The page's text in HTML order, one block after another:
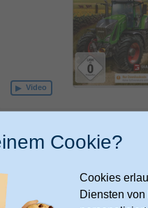
Video
Cookie?
Cookies
Diensten